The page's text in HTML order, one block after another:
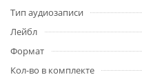
Тип аудиозаписи
Лейбл
Формат
Кол-во в комплекте